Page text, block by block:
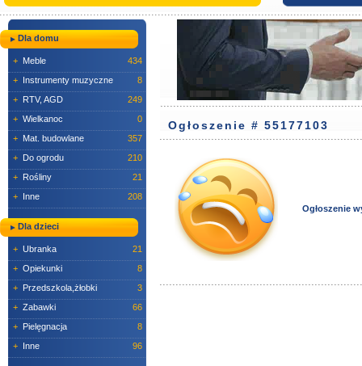
Dla domu
+ Meble
434
+ Instrumenty muzyczne
8
+ RTV, AGD
249
+ Wielkanoc
0
+ Mat. budowlane
357
+ Do ogrodu
210
+ Rośliny
21
+ Inne 208
Dla dzieci
+ Ubranka
21
+ Opiekunki
8
+ Przedszkola,żłobki
3
+ Zabawki
66
+ Pielęgnacja
8
+ Inne 96
Ogłoszenie # 55177103
Ogłoszenie